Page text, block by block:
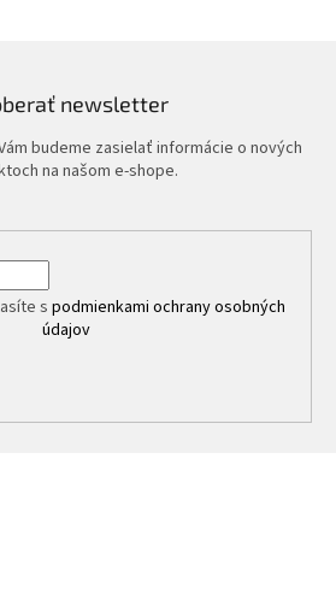
newsletter
budeme zasielať informácie o nových
na našom e-shope.
s podmienkami ochrany osobných
údajov